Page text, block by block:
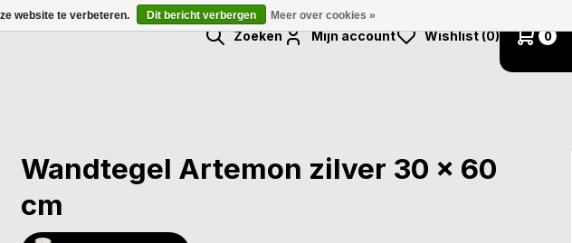
Zoeken Mijn account Wishlist (0) 0
Wandtegel Artemon zilver 30 x 60
cm
website te verbeteren. Dit bericht verbergen Meer over cookies »